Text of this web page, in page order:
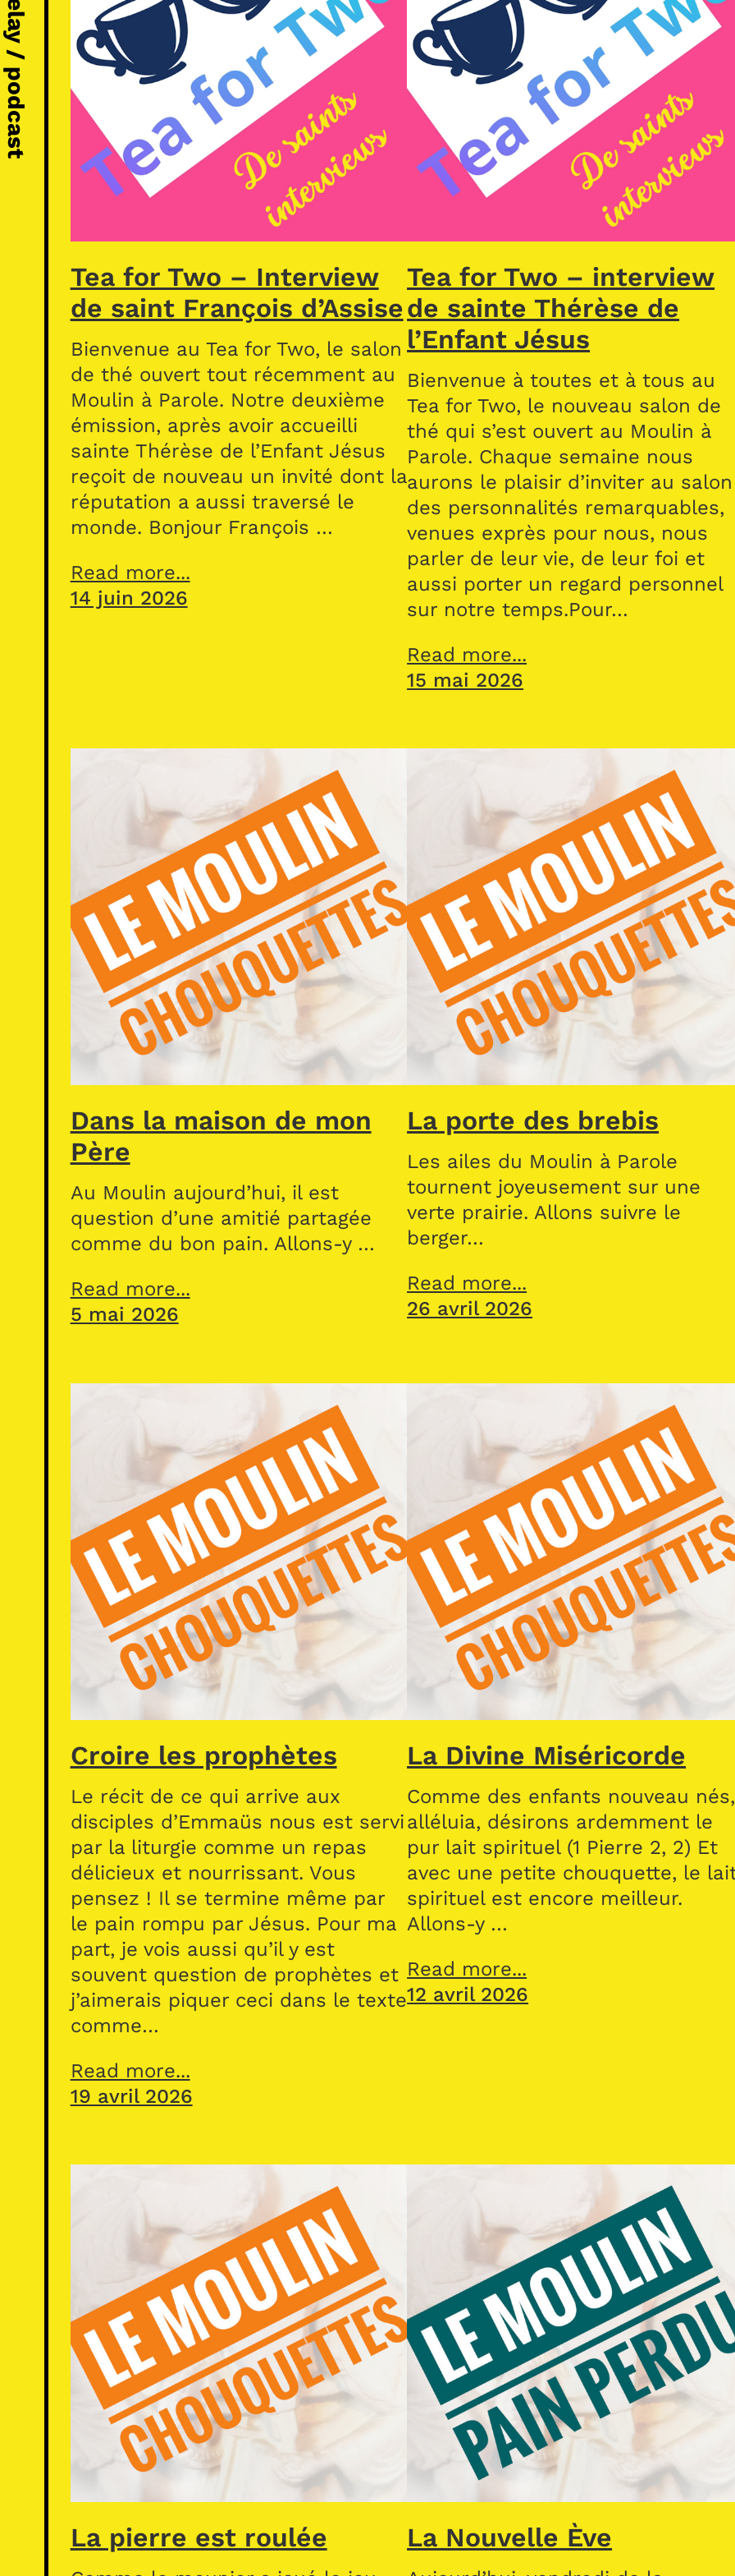
Tea for Two – Interview
de saint François d’Assise
Bienvenue au Tea for Two, le salon
de thé ouvert tout récemment au
Moulin à Parole. Notre deuxième
émission, après avoir accueilli
sainte Thérèse de l’Enfant Jésus
reçoit de nouveau un invité dont la
réputation a aussi traversé le
monde. Bonjour François …
Read more...
14 juin 2026
Tea for Two – interview
de sainte Thérèse de
l’Enfant Jésus
Bienvenue à toutes et à tous au
Tea for Two, le nouveau salon de
thé qui s’est ouvert au Moulin à
Parole. Chaque semaine nous
aurons le plaisir d’inviter au salon
des personnalités remarquables,
venues exprès pour nous, nous
parler de leur vie, de leur foi et
aussi porter un regard personnel
sur notre temps.Pour…
Read more...
15 mai 2026
Dans la maison de mon
Père
Au Moulin aujourd’hui, il est
question d’une amitié partagée
comme du bon pain. Allons-y …
Read more...
5 mai 2026
La porte des brebis
Les ailes du Moulin à Parole
tournent joyeusement sur une
verte prairie. Allons suivre le
berger…
Read more...
26 avril 2026
Croire les prophètes
Le récit de ce qui arrive aux
disciples d’Emmaüs nous est servi
par la liturgie comme un repas
délicieux et nourrissant. Vous
pensez ! Il se termine même par
le pain rompu par Jésus. Pour ma
part, je vois aussi qu’il y est
souvent question de prophètes et
j’aimerais piquer ceci dans le texte
comme…
Read more...
19 avril 2026
La Divine Miséricorde
Comme des enfants nouveau nés,
alléluia, désirons ardemment le
pur lait spirituel (1 Pierre 2, 2) Et
avec une petite chouquette, le
spirituel est encore meilleur.
Allons-y …
Read more...
12 avril 2026
La pierre est roulée La Nouvelle Ève